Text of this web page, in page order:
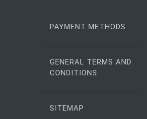
PAYMENT METHODS
GENERAL TERMS AND
CONDITIONS
SITEMAP